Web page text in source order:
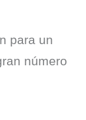
para un
número